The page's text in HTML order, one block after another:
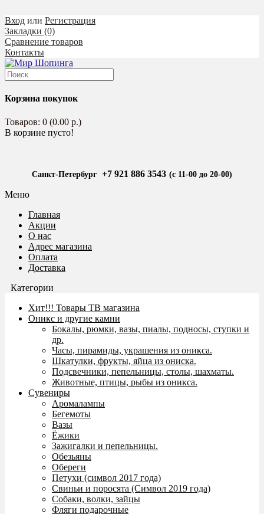
Вход или Регистрация
Закладки (0)
Сравнение товаров
Контакты
Корзина покупок
Товаров: 0 (0.00 р.)
В корзине пусто!
Санкт-Петербург +7 921 886 3543 (с 11-00 до 20-00)
Меню
Главная
Акции
О нас
Адрес магазина
Оплата
Доставка
Категории
Хит!!! Товары ТВ магазина
Оникс и другие камни
Бокалы, рюмки, вазы, пиалы, подносы, ступки и
др.
Часы, пирамиды, украшения из оникса.
Шкатулки, фрукты, яйца из ониска.
Подсвечники, пепельницы, столы, шахматы.
Животные, птицы, рыбы из оникса.
Сувениры
Аромалампы
Бегемоты
Вазы
Ёжики
Зажигалки и пепельницы.
Обезьяны
Обереги
Петухи (символ 2017 года)
Свиньи и поросята (Символ 2019 года)
Собаки, волки, зайцы
Фляги подарочные